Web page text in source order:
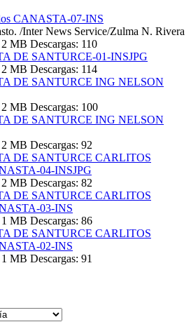
CANASTA-07-INS
/Inter News Service/Zulma N. Rivera
2 MB Descargas: 110
DE SANTURCE-01-INSJPG
2 MB Descargas: 114
DE SANTURCE ING NELSON
2 MB Descargas: 100
DE SANTURCE ING NELSON
2 MB Descargas: 92
DE SANTURCE CARLITOS
04-INSJPG
2 MB Descargas: 82
DE SANTURCE CARLITOS
03-INS
1 MB Descargas: 86
DE SANTURCE CARLITOS
02-INS
1 MB Descargas: 91